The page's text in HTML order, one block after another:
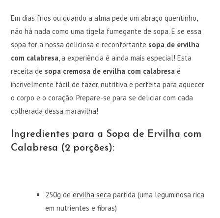
Em dias frios ou quando a alma pede um abraço quentinho,
não há nada como uma tigela fumegante de sopa. E se essa
sopa for a nossa deliciosa e reconfortante sopa de ervilha
com calabresa, a experiência é ainda mais especial! Esta
receita de sopa cremosa de ervilha com calabresa é
incrivelmente fácil de fazer, nutritiva e perfeita para aquecer
o corpo e o coração. Prepare-se para se deliciar com cada
colherada dessa maravilha!
Ingredientes para a Sopa de Ervilha com
Calabresa (2 porções):
250g deervilha seca partida (uma leguminosa rica
em nutrientes e fibras)